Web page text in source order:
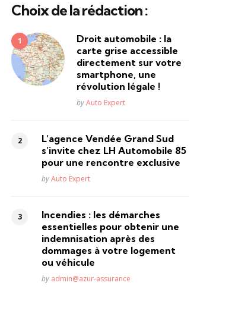
Choix de la rédaction :
Droit automobile : la
carte grise accessible
directement sur votre
smartphone, une
révolution légale !
Posted
byAuto Expert
L’agence Vendée Grand Sud
s’invite chez LH Automobile 85
pour une rencontre exclusive
Posted
byAuto Expert
Incendies : les démarches
essentielles pour obtenir une
indemnisation après des
dommages à votre logement
ou véhicule
Posted
by admin@azur-assurance